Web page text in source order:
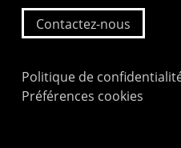
Contactez-nous
Politique de
Préférences cookies